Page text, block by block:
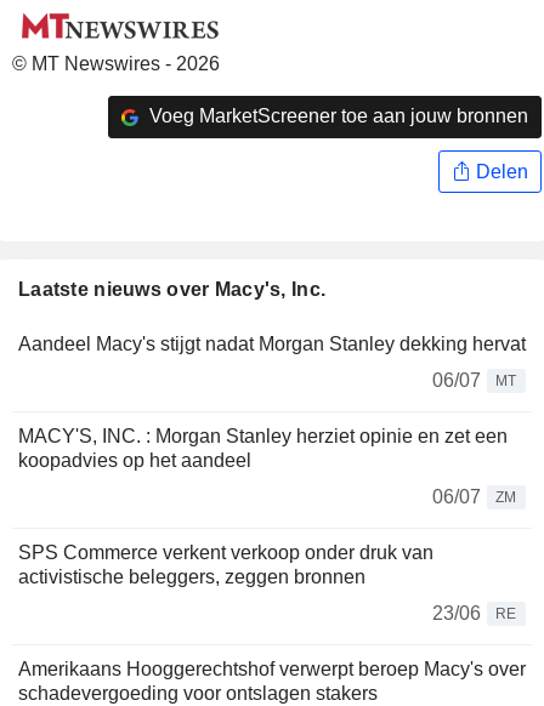
© MT Newswires - 2026
Voeg MarketScreener toe aan jouw bronnen
Delen
Laatste nieuws over Macy's, Inc.
Aandeel Macy's stijgt nadat Morgan Stanley dekking hervat
06/07
MT
MACY'S, INC. : Morgan Stanley herziet opinie en zet een
koopadvies op het aandeel
06/07
ZM
SPS Commerce verkent verkoop onder druk van
activistische beleggers, zeggen bronnen
23/06
RE
Amerikaans Hooggerechtshof verwerpt beroep Macy's over
schadevergoeding voor ontslagen stakers